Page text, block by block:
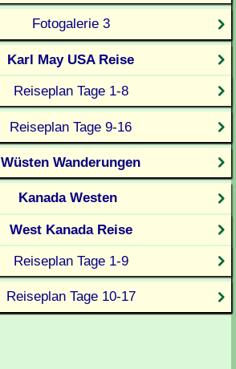
Fotogalerie 3
Karl May USA Reise
Reiseplan Tage 1-8
Reiseplan Tage 9-16
Wüsten Wanderungen
Kanada Westen
West Kanada Reise
Reiseplan Tage 1-9
Reiseplan Tage 10-17